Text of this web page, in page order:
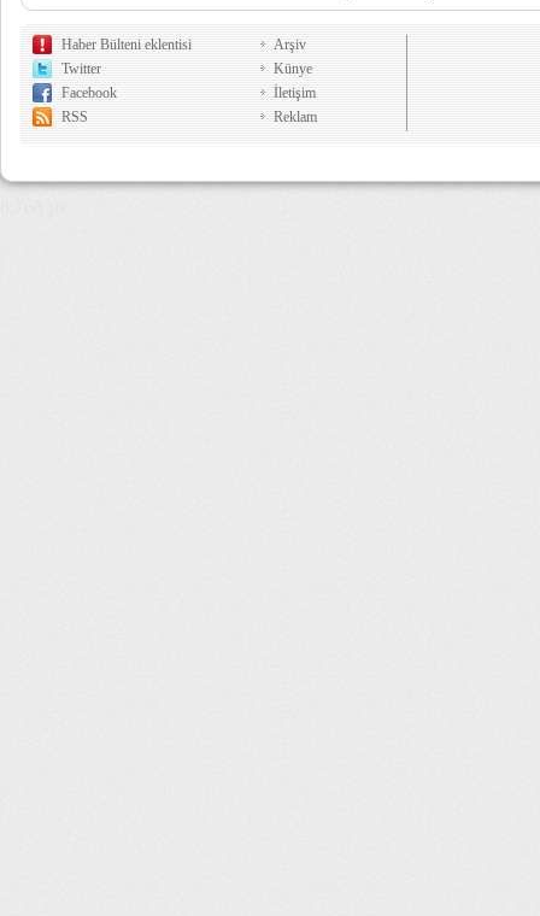
Haber Bülteni eklentisi
Twitter
Facebook
RSS
Arşiv
Künye
İletişim
Reklam